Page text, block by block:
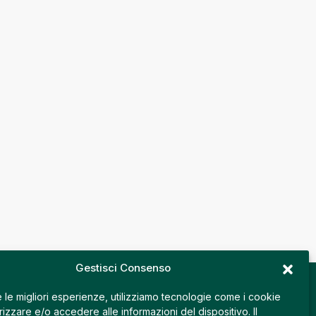
Gestisci Consenso
le migliori esperienze, utilizziamo tecnologie come i cookie
e/o accedere alle informazioni del dispositivo. Il